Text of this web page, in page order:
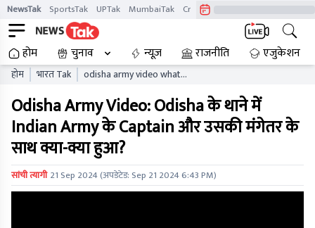
NewsTak SportsTak UPTak MumbaiTak CrimeTak
होम चुनाव न्यूज़ राजनीति एजुकेशन
होम भारत Tak
odisha army video what
army captain and his
fiancee in odisha police
station
Odisha Army Video: Odisha के थाने में
Indian Army के Captain और उसकी मंगेतर के
साथ क्या-क्या हुआ?
सांची त्यागी 21 Sep 2024(अपडेटेड: Sep 21 2024 6:43 PM)